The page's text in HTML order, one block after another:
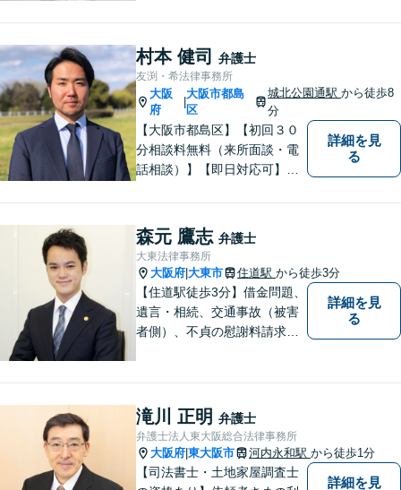
す。
村本 健司 弁護士
友渕・希法律事務所
大阪
府
|
大阪市都島
区
城北公園通駅から徒歩8
分
【大阪市都島区】【初回３０
分相談料無料（来所面談・電
話相談）】【即日対応可】
【高倉町三丁目バス停徒歩１
分】【当日・夜間・休日相談
可】刑事事件/相続問題/離婚問
題など経験と知識をもとに、
依頼者様の不安を解消し、問
題解決へ導きます
詳細を見
る
森元 鷹志 弁護士
大東法律事務所
大阪府 大東市 住道駅 から徒歩3分
【住道駅徒歩3分】借金問題、
遺言・相続、交通事故（被害
者側）、不貞の慰謝料請求は
やすい説明を心がけておりま
す。お気軽にご相談くださ
い。
詳細を見
る
滝川 正明 弁護士
弁護士法人東大阪総合法律事務所
大阪府 東大阪市 河内永和駅 から徒歩1分
【司法書士・土地家屋調査士
詳細を見